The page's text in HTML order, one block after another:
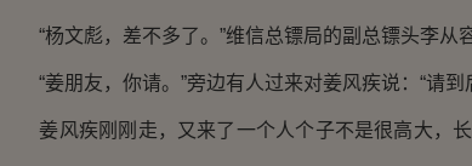
“杨文彪，差不多了。”维信总镖局的副总镖头李从
“姜朋友，你请。”旁边有人过来对姜风疾说：“请到
姜风疾刚刚走，又来了一个人个子不是很高大，长